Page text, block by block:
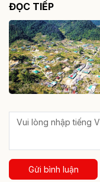
ĐỌC TIẾP
Gửi bình luận